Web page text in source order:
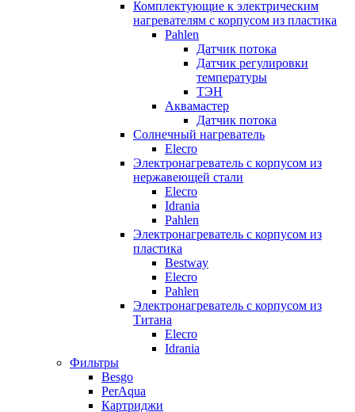
Комплектующие к электрическим
нагревателям с корпусом из пластика
Pahlen
Датчик потока
Датчик регулировки
температуры
ТЭН
Аквамастер
Датчик потока
Солнечный нагреватель
Elecro
Электронагреватель с корпусом из
нержавеющей стали
Elecro
Idrania
Pahlen
Электронагреватель с корпусом из
пластика
Bestway
Elecro
Pahlen
Электронагреватель с корпусом из
Титана
Elecro
Idrania
Фильтры
Besgo
PerAqua
Картриджи